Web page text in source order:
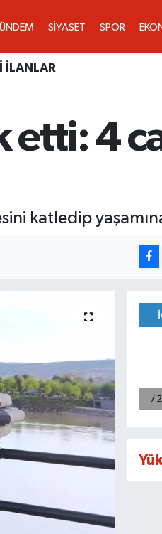
SİYASET SPOR
İLANLAR
etti: 4
katledip